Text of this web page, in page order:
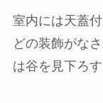
室内には天蓋
どの装飾がな
は谷を見下ろす